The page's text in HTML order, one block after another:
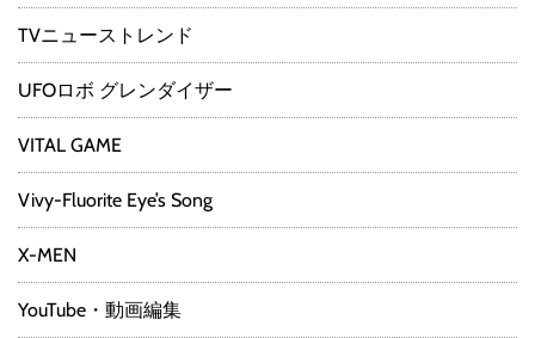
TVニューストレンド
UFOロボ グレンダイザー
VITAL GAME
Vivy-Fluorite Eye’s Song
X-MEN
YouTube・動画編集